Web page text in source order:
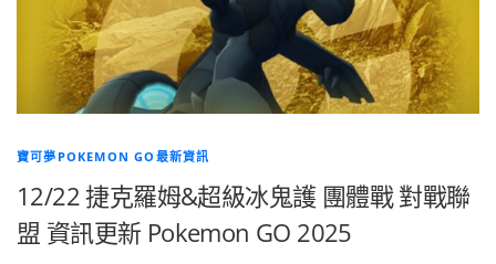
寶可夢POKEMON GO最新資訊
12/22 捷克羅姆&超級冰鬼護 團體戰 對戰聯
盟 資訊更新 Pokemon GO 2025